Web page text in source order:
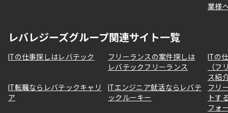
業様
レバレジーズグループ関連サイト一覧
ITの仕事探しはレバテック
フリーランスの案件探しは
レバテックフリーランス
ITの
（フ
ス紹
IT転職ならレバテックキャリ
ア
ITエンジニア就活ならレバテ
ックルーキー
フリ
トす
フォ